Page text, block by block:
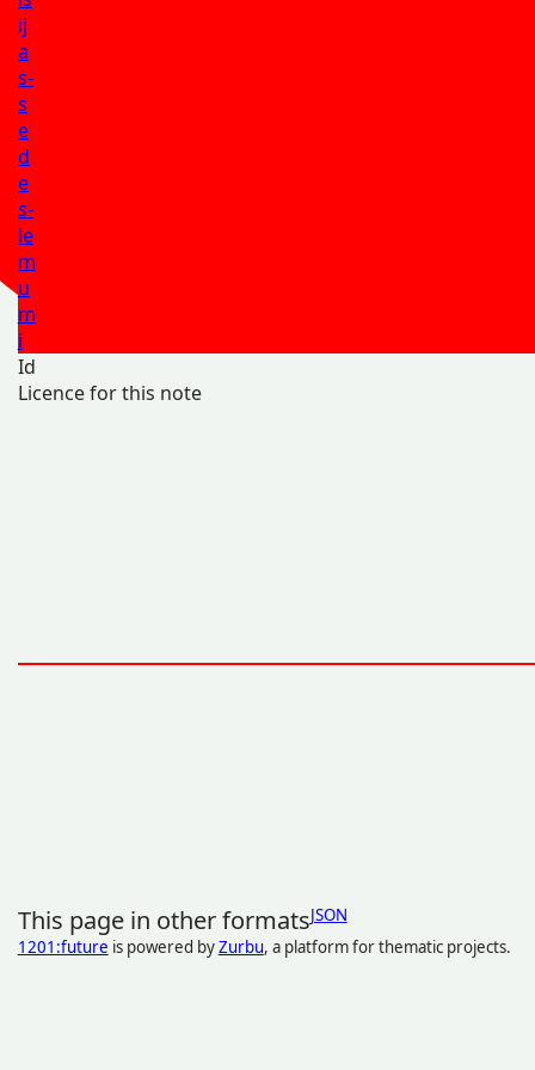
ij
a
s-
s
e
d
e
s-
le
m
u
m
i
Id
Licence for this note
This page in other formatsJSON
1201:future is powered byZurbu, a platform for thematic projects.